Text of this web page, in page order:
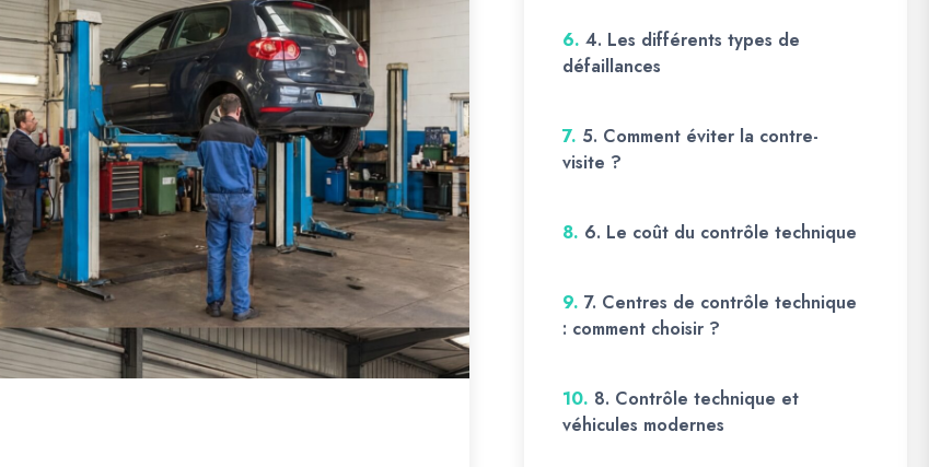
6. 4. Les différents types de
défaillances
7. 5. Comment éviter la contre-
visite ?
8. 6. Le coût du contrôle technique
9. 7. Centres de contrôle technique
: comment choisir ?
10. 8. Contrôle technique et
véhicules modernes